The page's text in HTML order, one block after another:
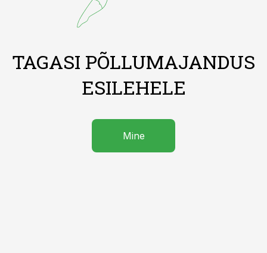
TAGASI PÕLLUMAJANDUS
ESILEHELE
Mine